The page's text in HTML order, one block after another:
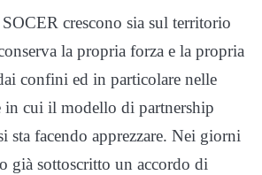
crescono sia sul territorio
la propria forza e la propria
confini ed in particolare nelle
cui il modello di partnership
sta facendo apprezzare. Nei giorni
già sottoscritto un accordo di